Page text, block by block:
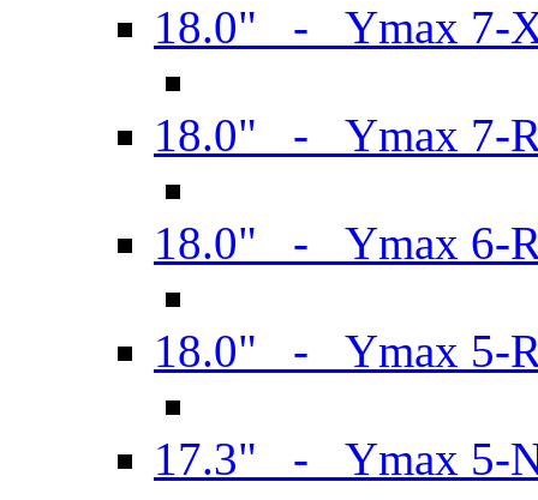
18.0" - Ymax 7-
18.0" - Ymax 7-
18.0" - Ymax 6-
18.0" - Ymax 5-
17.3" - Ymax 5-